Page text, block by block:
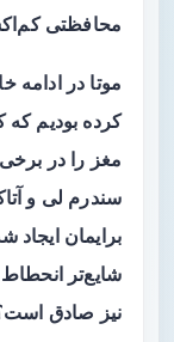
محافظتی
موتا در
کرده بودیم که
مغز را در برخی
سندرم لی و
برایمان ایجاد
شایع‌تر انحطاط
نیز صادق